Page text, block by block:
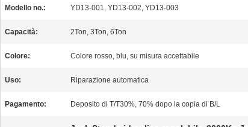
Modello no.: YD13-001, YD13-002, YD13-003
Capacità: 2Ton, 3Ton, 6Ton
Colore: Colore rosso, blu, su misura accettabile
Uso: Riparazione automatica
Pagamento: Deposito di T/T30%, 70% dopo la copia di B/L